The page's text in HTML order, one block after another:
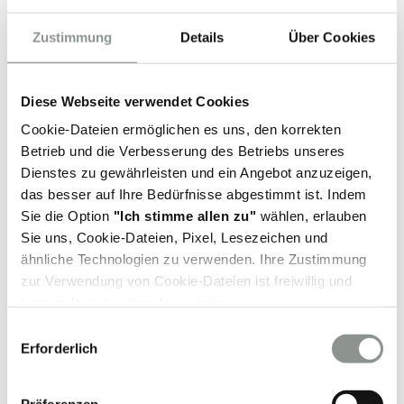
Zustimmung Details Über Cookies
Diese Webseite verwendet Cookies
Cookie-Dateien ermöglichen es uns, den korrekten
Betrieb und die Verbesserung des Betriebs unseres
Dienstes zu gewährleisten und ein Angebot anzuzeigen,
das besser auf Ihre Bedürfnisse abgestimmt ist. Indem
Sie die Option "Ich stimme allen zu" wählen, erlauben
Sie uns, Cookie-Dateien, Pixel, Lesezeichen und
ähnliche Technologien zu verwenden. Ihre Zustimmung
zur Verwendung von Cookie-Dateien ist freiwillig und
Weitere Informationen finden Sie auch in unserer Cookie-
Erforderlich
In der Raben Group teilen wir die
Überzeugung, dass die Menschenrechte
Menschen das Recht haben, mit Würde und
Respekt behandelt zu werden, unter anderem
Beeinträchtigungen, ihrem Geburtsort, ihrem